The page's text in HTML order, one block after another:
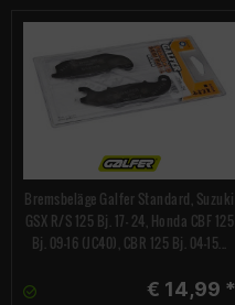
Bremsbeläge Galfer Standard, Suzuki
GSX R/S 125 Bj. 17- 24, Honda CBF 125
Bj. 09-16 (JC40), CBR 125 Bj. 04-15...
€ 14,99 *